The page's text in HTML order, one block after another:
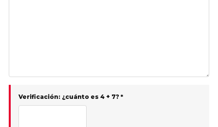
Verificación: ¿cuánto es 4 + 7? *